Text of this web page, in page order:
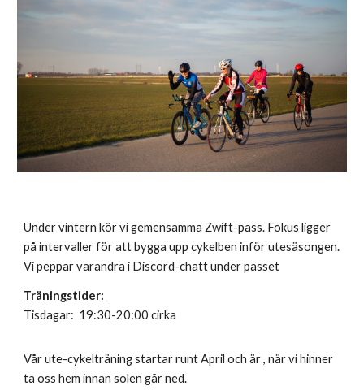
Under vintern kör vi gemensamma Zwift-pass. Fokus ligger
på intervaller för att bygga upp cykelben inför utesäsongen.
Vi peppar varandra i Discord-chatt under passet
Träningstider:
Tisdagar: 19:30-20:00 cirka
Vår ute-cykelträning startar runt April och är , när vi hinner
ta oss hem innan solen går ned.